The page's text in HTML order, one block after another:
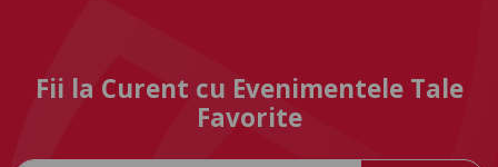
Fii la Curent cu Evenimentele Tale
Favorite